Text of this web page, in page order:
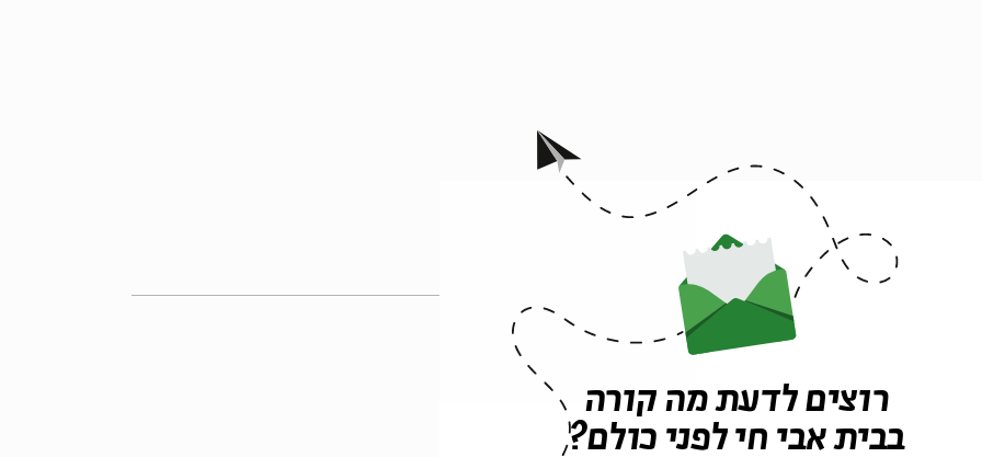
פרקים נוספים בסדרה
רוצים לדעת מה קורה
בבית אבי חי לפני כולם?